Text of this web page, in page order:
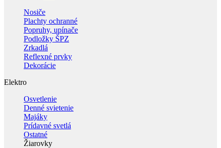
Nosiče
Plachty ochranné
Popruhy, upínače
Podložky ŠPZ
Zrkadlá
Reflexné prvky
Dekorácie
Elektro
Osvetlenie
Denné svietenie
Majáky
Prídavné svetlá
Ostatné
Žiarovky